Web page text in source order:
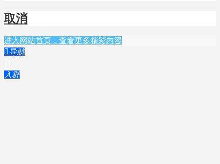
取消
进入网站首页，查看更多精彩内容
导航
入群